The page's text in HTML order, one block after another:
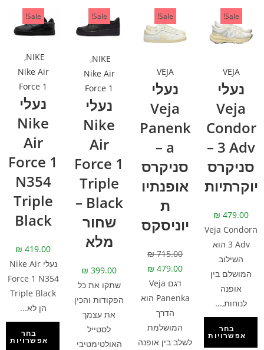
Sale!
VEJA
נעלי
Veja
Condor
3 Adv –
סניקרס
יוקרתיות
₪ 479.00
הVeja Condor
3 Adv הוא
השילוב
המושלם בין
אופנה
לנוחות,...
בחר
אפשרויות
Sale!
VEJA
נעלי
Veja
Panenk
a –
סניקרס
אופנתיו
ת
יוניסקס
₪715.00
₪ 479.00
דגם Veja
Panenka הוא
הדרך
המושלמת
לשלב בין אופנה
Sale!
NIKE
,
Nike Air
Force 1
נעלי
Nike
Air
Force 1
Triple
Black –
שחור
מלא
₪ 399.00
שתקו את כל
הפקודות והכין
את עצמך
לסטייל
האולטימטיבי
Sale!
NIKE
,
Nike Air
Force 1
נעלי
Nike
Air
Force 1
N354
Triple
Black
₪ 419.00
נעלי Nike Air
Force 1 N354
Triple Black
הן לא...
בחר
אפשרויות